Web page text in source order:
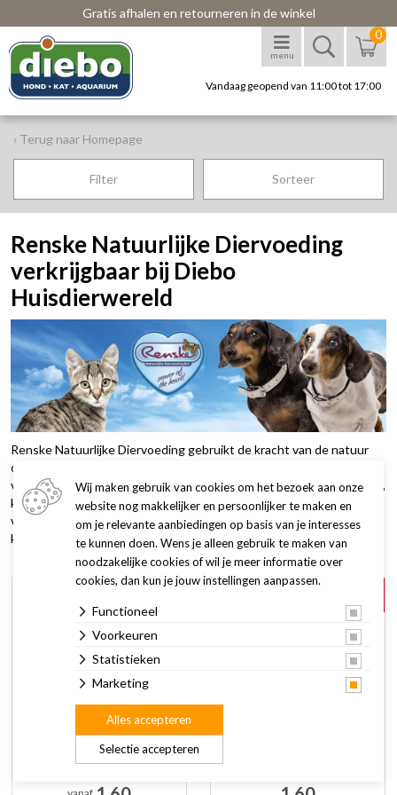
Gratis afhalen en retourneren in de winkel
menu
0
Vandaag geopend van 11:00 tot 17:00
‹ Terug naar Homepage
Filter Sorteer
Renske Natuurlijke Diervoeding
verkrijgbaar bij Diebo
Huisdierwereld
Renske Natuurlijke Diervoeding gebruikt de kracht van de natuur
om je hond of kat een gezonde voeding aan te bieden met vers
vlees of verse vis als hoofdingrediënt. Aangevuld met groente, fruit,
kruiden, vitaminen, mineralen en sporenelementen zorgt Renske
voor een gevarieerde en uitgebalanceerde voeding van hoge
kwaliteit.
4 + 1
Renske Hond Natvoer 95
en 185 gr
Wij maken gebruik van cookies om het bezoek aan onze
website nog makkelijker en persoonlijker te maken en
om je relevante aanbiedingen op basis van je interesses
te kunnen doen. Wens je alleen gebruik te maken van
noodzakelijke cookies of wil je meer informatie over
cookies, dan kun je jouw instellingen aanpassen.
Functioneel
Voorkeuren
Statistieken
Marketing
Selectie accepteren
Alles accepteren